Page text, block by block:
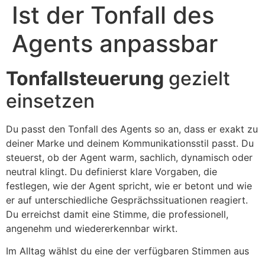
Ist der Tonfall des
Agents anpassbar
Tonfallsteuerung gezielt
einsetzen
Du passt den Tonfall des Agents so an, dass er exakt zu
deiner Marke und deinem Kommunikationsstil passt. Du
steuerst, ob der Agent warm, sachlich, dynamisch oder
neutral klingt. Du definierst klare Vorgaben, die
festlegen, wie der Agent spricht, wie er betont und wie
er auf unterschiedliche Gesprächssituationen reagiert.
Du erreichst damit eine Stimme, die professionell,
angenehm und wiedererkennbar wirkt.
Im Alltag wählst du eine der verfügbaren Stimmen aus